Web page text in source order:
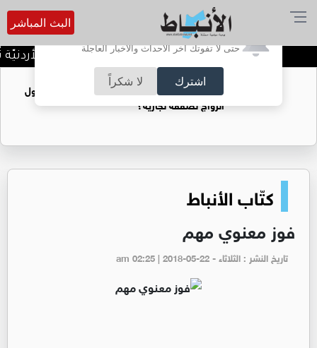
أترغب في تفعيل الإشعارات؟
حتى لا تفوتك آخر الأحداث والأخبار العاجلة
اشترك لا شكراً
البث المباشر
كلّيّة الحقوق في الجامعة الأردنيّة تُواصل
فتيات يستغللنه لتحقيق مكاسب مادية.. هل تحول
الزواج لصفقة تجارية؟
كتّاب الأنباط
فوز معنوي مهم
تاريخ النشر : الثلاثاء - am 02:25 | 2018-05-22